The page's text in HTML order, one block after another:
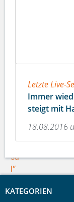
Letzte Live-
Immer
steigt mit
18.08.2016
KATEGORIEN